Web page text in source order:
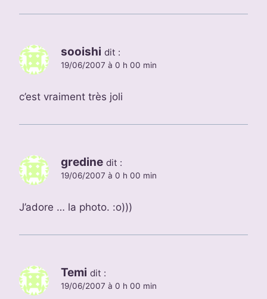
sooishi dit :
19/06/2007 à 0 h 00 min
c’est vraiment très joli
gredine dit :
19/06/2007 à 0 h 00 min
J’adore … la photo. :o)))
Temi dit :
19/06/2007 à 0 h 00 min